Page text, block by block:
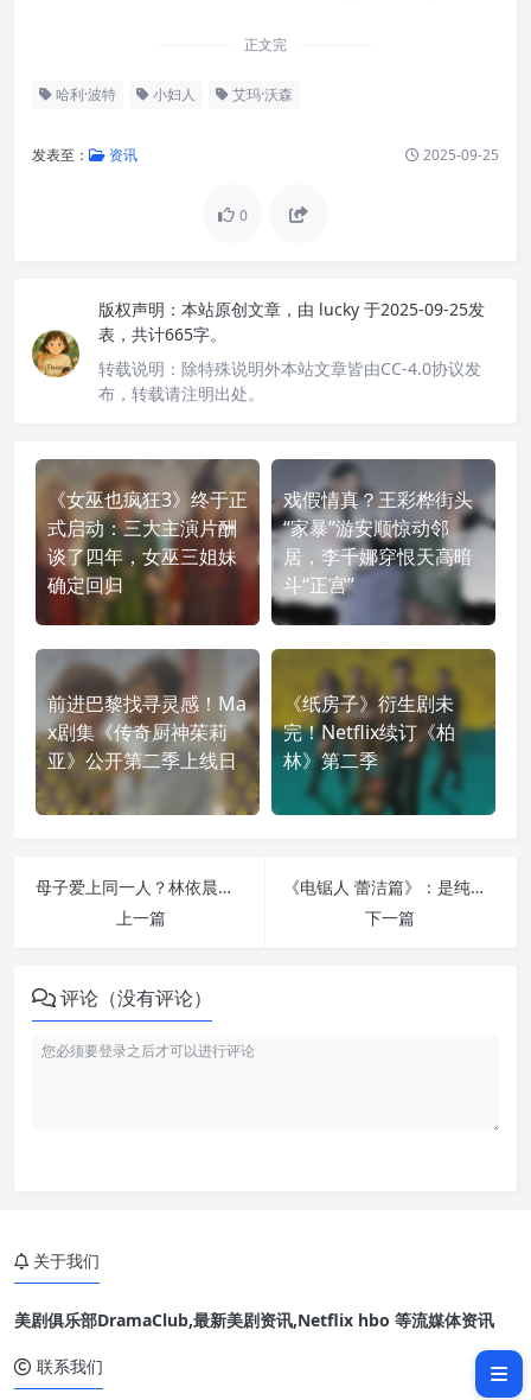
正文完
哈利·波特 小妇人 艾玛·沃森
发表至： 资讯 2025-09-25
0
版权声明： 本站原创文章，由 lucky 于2025-09-25发
表，共计665字。
转载说明： 除特殊说明外本站文章皆由CC-4.0协议发
布，转载请注明出处。
《女巫也疯狂3》终于正
式启动：三大主演片酬
谈了四年，女巫三姐妹
确定回归
戏假情真？王彩桦街头
“家暴”游安顺惊动邻
居，李千娜穿恨天高暗
斗“正宫”
前进巴黎找寻灵感！Ma
x剧集《传奇厨神茱莉
亚》公开第二季上线日
《纸房子》衍生剧未
完！Netflix续订《柏
林》第二季
母子爱上同一人？林依晨新作尺度大开，禁忌之恋让观众“血脉偾张”
上一篇
《电锯人 蕾洁篇》：是纯爱还是骗局？MAPPA引爆地表最强血腥风暴
下一篇
评论（没有评论）
关于我们
美剧俱乐部DramaClub,最新美剧资讯,Netflix hbo 等流媒体资讯
联系我们